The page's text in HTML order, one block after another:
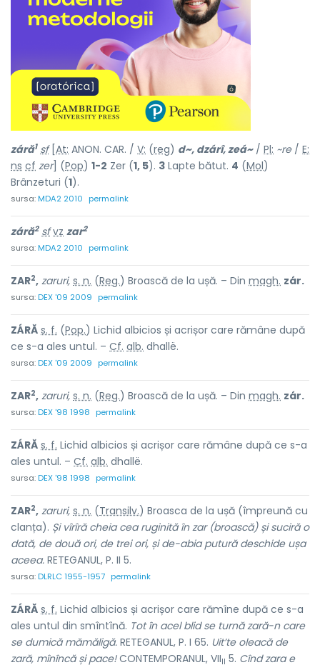
záră1 sf[ At: ANON. CAR. / V: (reg) d~, dzárî, zeá~/ Pl: ~re/ E:
ns cf zer] (Pop) 1-2 Zer (1, 5). 3 Lapte bătut. 4 (Mol)
Brânzeturi (1).
sursa:MDA2 2010 permalink
záră2 sf vz zar2
sursa:MDA2 2010 permalink
ZAR2, zaruri, s. n. (Reg.) Broască de la ușă. – Din magh. zár.
sursa:DEX '09 2009 permalink
ZÁRĂ s. f. (Pop.) Lichid albicios și acrișor care rămâne după
ce s-a ales untul. – Cf. alb. dhallë.
sursa:DEX '09 2009 permalink
ZAR2, zaruri, s. n. (Reg.) Broască de la ușă. – Din magh. zár.
sursa:DEX '98 1998 permalink
ZÁRĂ s. f. Lichid albicios și acrișor care rămâne după ce s-a
ales untul. – Cf. alb. dhallë.
sursa:DEX '98 1998 permalink
ZAR2, zaruri, s. n. (Transilv.) Broasca de la ușă (împreună cu
clanța). Și vîrîră cheia cea ruginită în zar (broască) și suciră o
dată, de două ori, de trei ori, și de-abia putură deschide ușa
aceea. RETEGANUL, P. II 5.
sursa:DLRLC 1955-1957 permalink
ZÁRĂ s. f. Lichid albicios și acrișor care rămîne după ce s-a
ales untul din smîntînă. Tot în acel blid se turnă zară-n care
se dumică mămăligă. RETEGANUL, P. I 65. Uit’te oleacă de
zară, mînîncă și pace!CONTEMPORANUL, VIIII 5. Cînd zara e